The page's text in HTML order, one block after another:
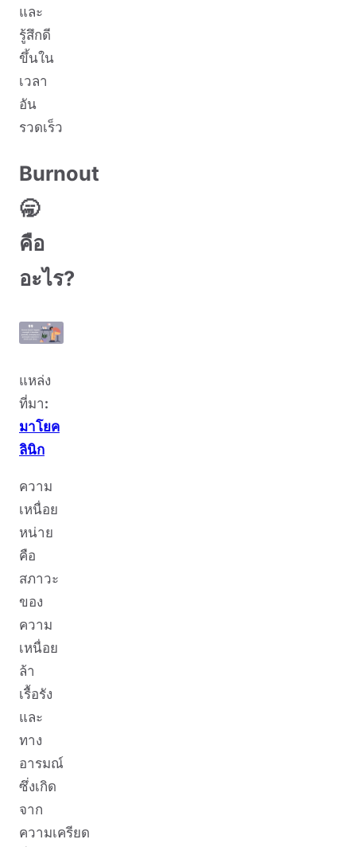
และ
รู้สึกดี
ขึ้นใน
เวลา
อัน
รวดเร็ว
Burnout
🥱
คือ
อะไร?
แหล่ง
ที่มา:
มาโยค
ลินิก
ความ
เหนื่อย
หน่าย
คือ
สภาวะ
ของ
ความ
เหนื่อย
ล้า
เรื้อรัง
และ
ทาง
อารมณ์
ซึ่งเกิด
จาก
ความเครียด